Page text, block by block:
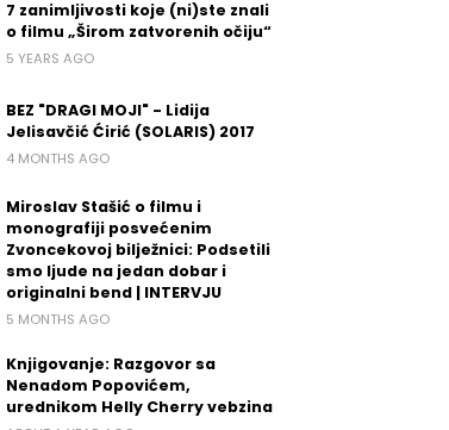
7 zanimljivosti koje (ni)ste znali
o filmu „Širom zatvorenih očiju“
5 YEARS AGO
BEZ "DRAGI MOJI" - Lidija
Jelisavčić Ćirić (SOLARIS) 2017
4 MONTHS AGO
Miroslav Stašić o filmu i
monografiji posvećenim
Zvoncekovoj bilježnici: Podsetili
smo ljude na jedan dobar i
originalni bend | INTERVJU
5 MONTHS AGO
Knjigovanje: Razgovor sa
Nenadom Popovićem,
urednikom Helly Cherry vebzina